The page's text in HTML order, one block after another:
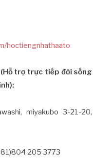
hoctiengnhathaato
trợ trực tiếp đời sống
miyakubo 3-21-20,
205 3773